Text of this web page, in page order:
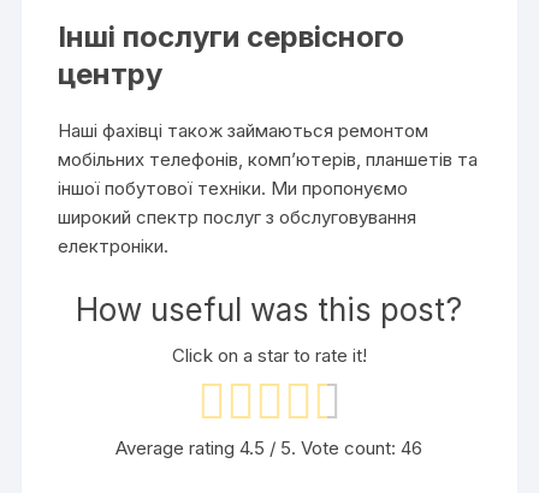
Інші послуги сервісного
центру
Наші фахівці також займаються ремонтом
мобільних телефонів, комп’ютерів, планшетів та
іншої побутової техніки. Ми пропонуємо
широкий спектр послуг з обслуговування
електроніки.
How useful was this post?
Click on a star to rate it!
Average rating4.5 / 5. Vote count:46